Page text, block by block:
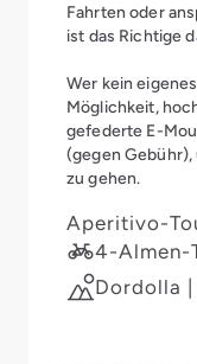
Fahrten oder
ist das Richtige
Wer kein
Möglichkeit,
gefederte E-
(gegen
zu gehen.
Aperitivo-
4-Almen-
Dordolla |